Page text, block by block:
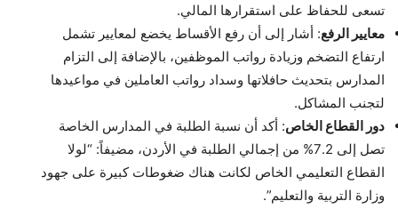
تسعى للحفاظ على استقرارها المالي.
معايير الرفع: أشار إلى أن رفع الأقساط يخضع لمعايير تشمل
ارتفاع التضخم وزيادة رواتب الموظفين، بالإضافة إلى التزام
المدارس بتحديث حافلاتها وسداد رواتب العاملين في مواعيدها
لتجنب المشاكل.
دور القطاع الخاص: أكد أن نسبة الطلبة في المدارس الخاصة
تصل إلى 7.2% من إجمالي الطلبة في الأردن، مضيفاً: “لولا
القطاع التعليمي الخاص لكانت هناك ضغوطات كبيرة على جهود
وزارة التربية والتعليم”.